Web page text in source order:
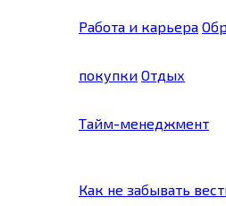
Работа и карьера
покупки Отдых
Тайм-менеджмент
Как не забывать